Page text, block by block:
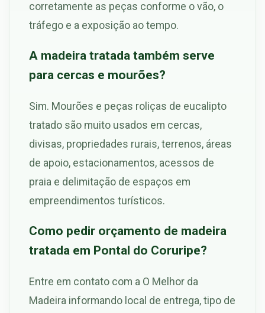
corretamente as peças conforme o vão, o
tráfego e a exposição ao tempo.
A madeira tratada também serve
para cercas e mourões?
Sim. Mourões e peças roliças de eucalipto
tratado são muito usados em cercas,
divisas, propriedades rurais, terrenos, áreas
de apoio, estacionamentos, acessos de
praia e delimitação de espaços em
empreendimentos turísticos.
Como pedir orçamento de madeira
tratada em Pontal do Coruripe?
Entre em contato com a O Melhor da
Madeira informando local de entrega, tipo de